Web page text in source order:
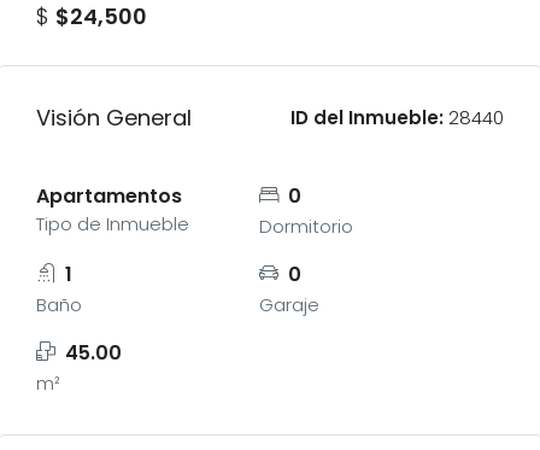
$ $24,500
Visión General ID del Inmueble: 28440
Apartamentos
Tipo de Inmueble
0
Dormitorio
1
Baño
0
Garaje
45.00
m²